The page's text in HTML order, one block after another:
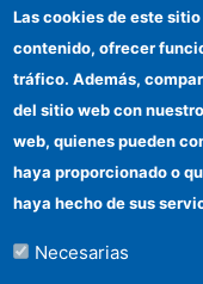
Institute of Public
IPP
CSIC Electronic
Information for
Funding entities
Las cookies de este
contenido, ofrecer
tráfico. Además,
del sitio web con
web, quienes pueden
haya proporcionado o
haya hecho de sus
Necesarias